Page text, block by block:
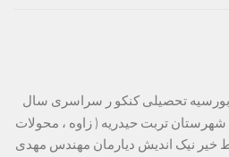
تحصیلی کنکو ر سراسری سال
شهرستان تربت حیدریه ( زاوه ، محولات
خیر نیک اندیش دیارمان مهندس مهدی